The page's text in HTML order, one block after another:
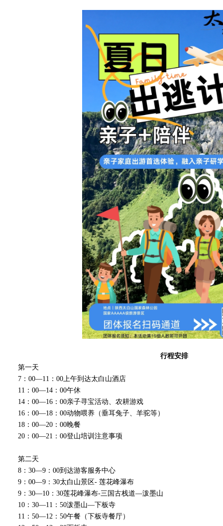
行程安排
第一天
7：00—11：00上午到达太白山酒店
11：00—14：00午休
14：00—16：00亲子寻宝活动、农耕游戏
16：00—18：00动物喂养（垂耳兔子、羊驼等）
18：00—20：00晚餐
20：00—21：00登山培训注意事项
第二天
8：30—9：00到达游客服务中心
9：00—9：30太白山景区- 莲花峰瀑布
9：30—10：30莲花峰瀑布-三国古栈道—泼墨山
10：30—11：50泼墨山—下板寺
11：50—12：50午餐（下板寺餐厅）